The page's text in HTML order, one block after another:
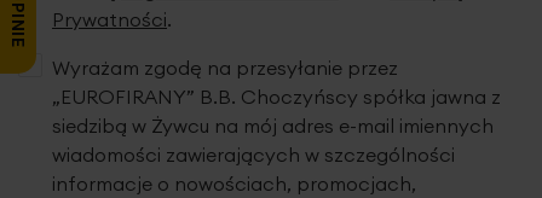
Prywatności.
Wyrażam zgodę na przesyłanie przez
„EUROFIRANY” B.B. Choczyńscy spółka jawna z
siedzibą w Żywcu na mój adres e-mail imiennych
wiadomości zawierających w szczególności
informacje o nowościach, promocjach,